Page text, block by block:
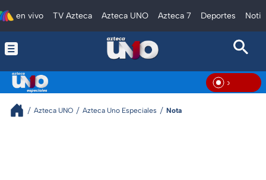
en vivo TV Azteca Azteca UNO Azteca 7 Deportes
En
Azteca UNO Azteca Uno Especiales Nota